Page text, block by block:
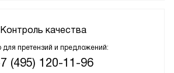
Контроль качества
для претензий и предложений:
(495) 120-11-96